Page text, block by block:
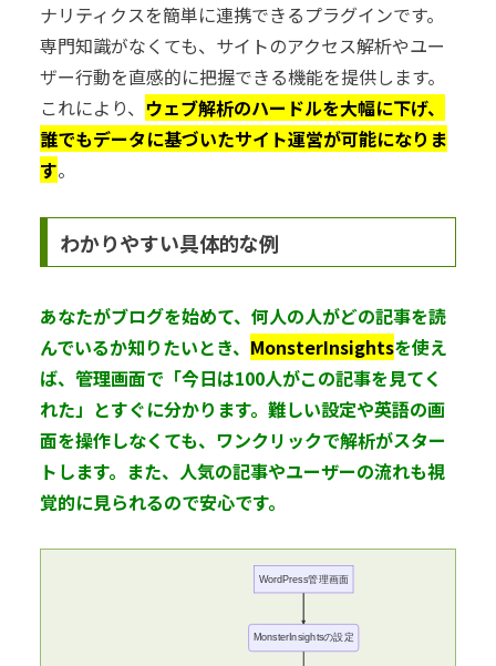
ナリティクスを簡単に連携できるプラグインです。
専門知識がなくても、サイトのアクセス解析やユー
ザー行動を直感的に把握できる機能を提供します。
これにより、 ウェブ解析のハードルを大幅に下げ、
誰でもデータに基づいたサイト運営が可能になりま
す。
わかりやすい具体的な例
あなたがブログを始めて、何人の人がどの記事を読
んでいるか知りたいとき、 MonsterInsightsを使え
ば、管理画面で「今日は100人がこの記事を見てく
れた」とすぐに分かります。難しい設定や英語の画
面を操作しなくても、ワンクリックで解析がスター
トします。また、人気の記事やユーザーの流れも視
覚的に見られるので安心です。
WordPress管理画面
MonsterInsightsの設定